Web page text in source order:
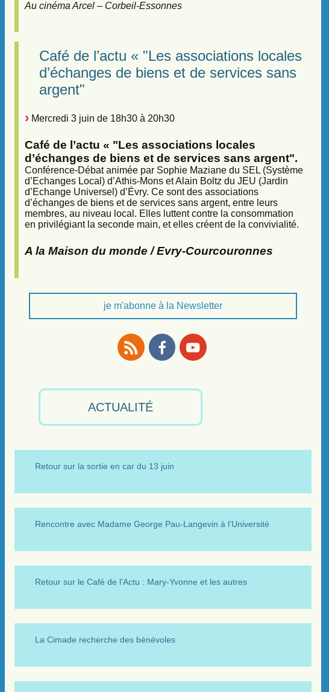
Au cinéma Arcel – Corbeil-Essonnes
Café de l’actu « "Les associations locales
d’échanges de biens et de services sans
argent"
Mercredi 3 juin de 18h30 à 20h30
Café de l’actu « "Les associations locales
d’échanges de biens et de services sans argent".
Conférence-Débat animée par Sophie Maziane du SEL (Système
d’Echanges Local) d’Athis-Mons et Alain Boltz du JEU (Jardin
d’Echange Universel) d’Évry. Ce sont des associations
d’échanges de biens et de services sans argent, entre leurs
membres, au niveau local. Elles luttent contre la consommation
en privilégiant la seconde main, et elles créent de la convivialité.
A la Maison du monde / Evry-Courcouronnes
je m'abonne à la Newsletter
ACTUALITÉ
Retour sur la sortie en car du 13 juin
Rencontre avec Madame George Pau-Langevin à l’Université
Retour sur le Café de l’Actu : Mary-Yvonne et les autres
La Cimade recherche des bénévoles